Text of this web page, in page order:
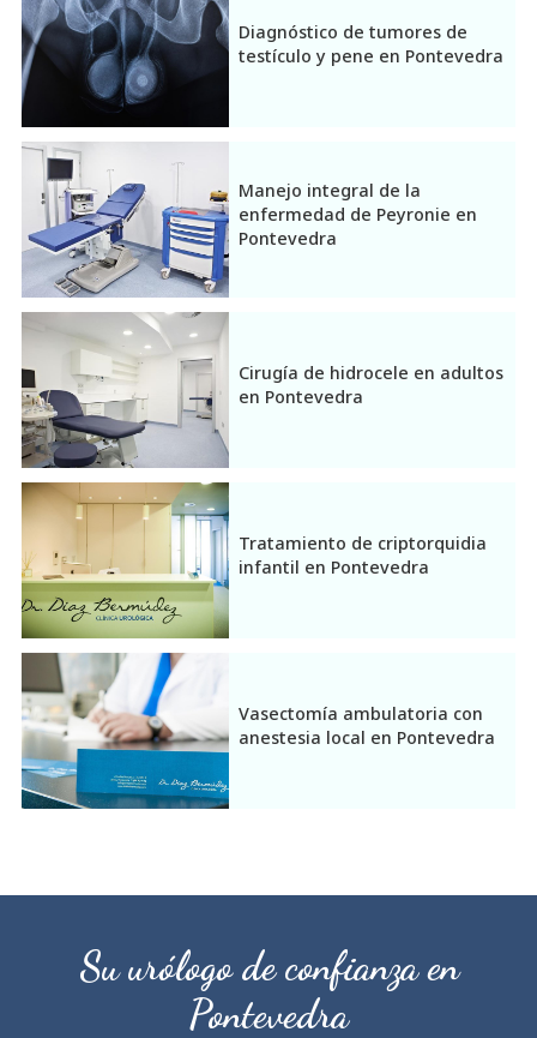
Diagnóstico de tumores de
testículo y pene en Pontevedra
Manejo integral de la
enfermedad de Peyronie en
Pontevedra
Cirugía de hidrocele en adultos
en Pontevedra
Tratamiento de criptorquidia
infantil en Pontevedra
Vasectomía ambulatoria con
anestesia local en Pontevedra
Su urólogo de confianza en
Pontevedra